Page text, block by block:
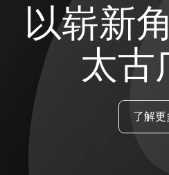
以崭新
太古
了解更